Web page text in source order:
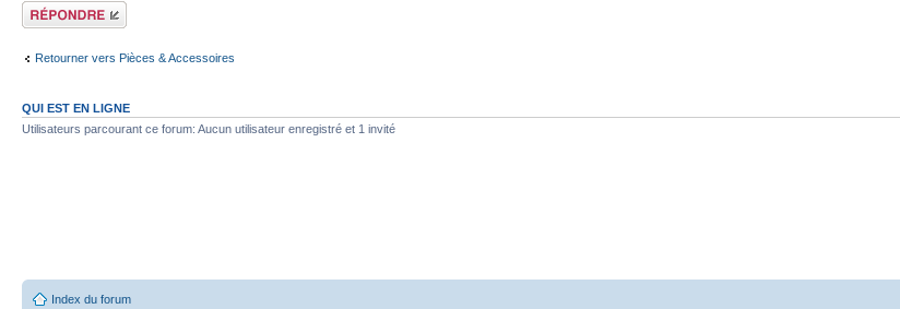
Répondre
Retourner vers Pièces & Accessoires
QUI EST EN LIGNE
Utilisateurs parcourant ce forum: Aucun utilisateur enregistré et 1 invité
Index du forum